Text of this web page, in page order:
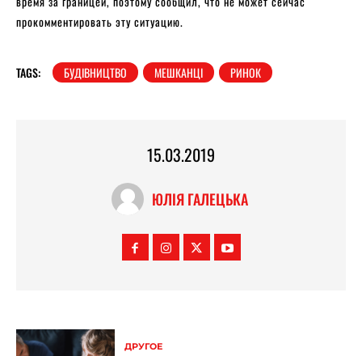
прокомментировать эту ситуацию.
TAGS: БУДІВНИЦТВО МЕШКАНЦІ РИНОК
15.03.2019
ЮЛІЯ ГАЛЕЦЬКА
ДРУГОЕ